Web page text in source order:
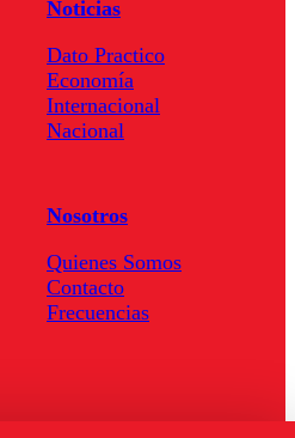
Noticias
Dato Practico
Economía
Internacional
Nacional
Nosotros
Quienes Somos
Contacto
Frecuencias